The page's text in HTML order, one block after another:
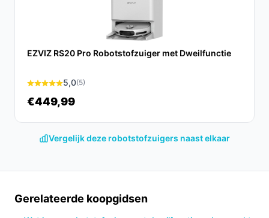
Ontdek alle specificaties en vergelijk prijzen op
bij jouw behoeften!
EZVIZ RS20 Pro Robotstofzuiger met Dweilfunctie
5,0(5)
€449,99
Vergelijk deze robotstofzuigers naast elkaar
Gerelateerde koopgidsen